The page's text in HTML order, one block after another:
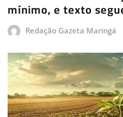
mínimo, e texto
Redação Gazeta Maringá